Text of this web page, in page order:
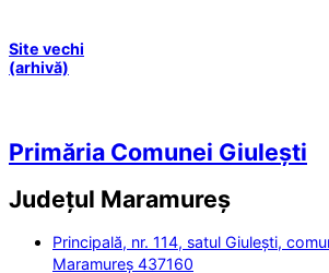
Site vechi
(arhivă)
Primăria Comunei Giulești
Județul Maramureș
Principală, nr. 114, satul Giulești,
Maramureș 437160